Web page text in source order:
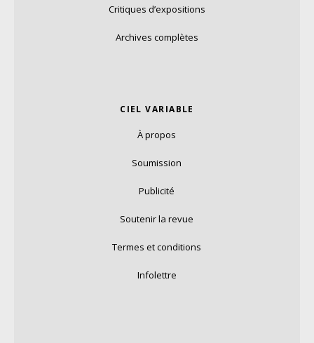
Critiques d’expositions
Archives complètes
CIEL VARIABLE
À propos
Soumission
Publicité
Soutenir la revue
Termes et conditions
Infolettre